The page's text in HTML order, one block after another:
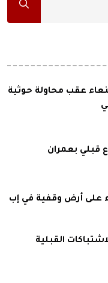
عقب محاولة حوثية
قبلي بعمران
على أرض وقفية في إب
القبلية